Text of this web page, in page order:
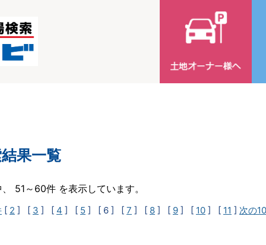
果一覧
51～60件 を表示しています。
[ 2 ] [ 3 ] [ 4 ] [ 5 ] [ 6 ] [ 7 ] [ 8 ] [ 9 ] [ 10 ] [ 11 ] 次の